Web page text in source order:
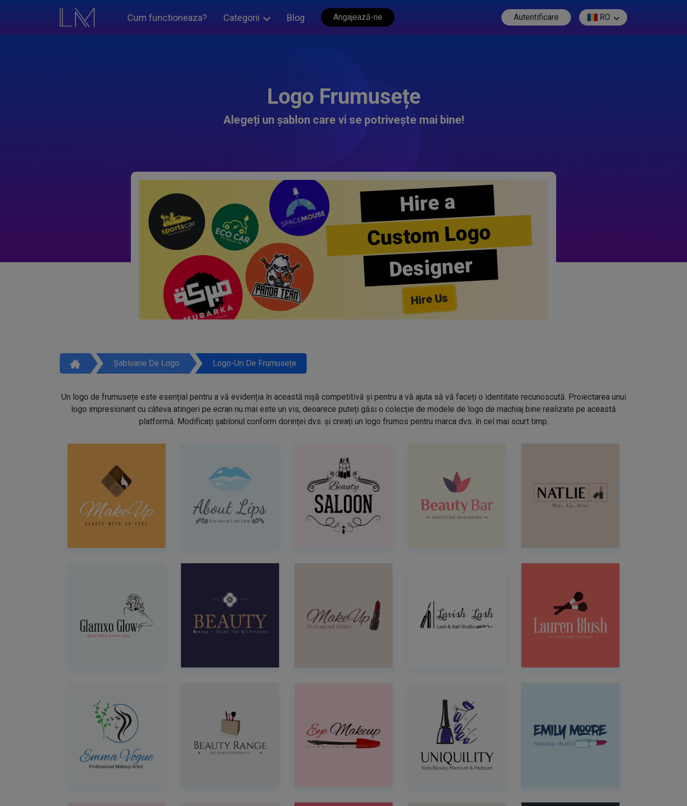
Cum functioneaza? Categorii Blog Angajează-ne Autentificare RO
Logo Frumusețe
Alegeți un șablon care vi se potrivește mai bine!
Hire a
Custom Logo
Designer
Hire Us
Șabloane De Logo Logo-Uri De Frumusețe
Un logo de frumusețe este esențial pentru a vă evidenția în această nișă competitivă și pentru a vă ajuta să vă faceți o identitate recunoscută. Proiectarea unui
logo impresionant cu câteva atingeri pe ecran nu mai este un vis, deoarece puteți găsi o colecție de modele de logo de machiaj bine realizate pe această
platformă. Modificați șablonul conform dorinței dvs. și creați un logo frumos pentru marca dvs. în cel mai scurt timp.